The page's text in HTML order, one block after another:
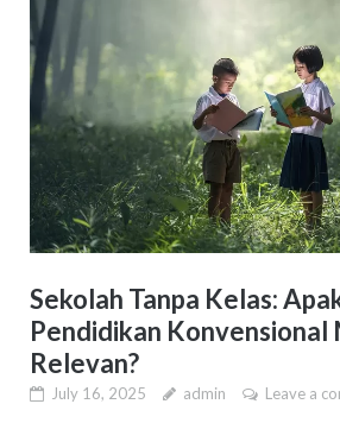
Sekolah Tanpa Kelas:
Pendidikan Konvensional
Relevan?
July 16, 2025 admin Leave a